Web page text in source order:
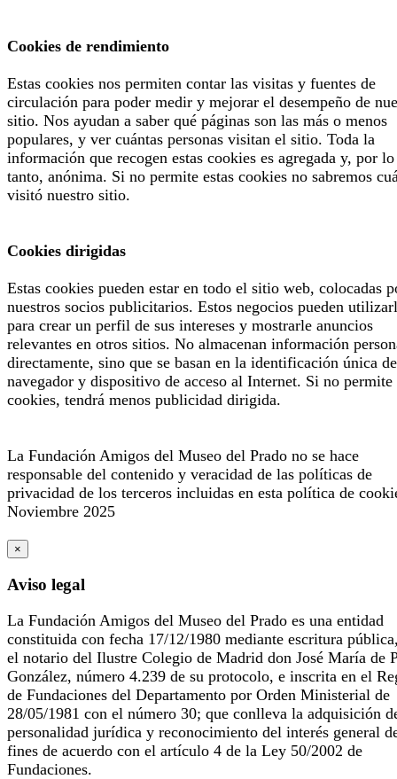
Cookies de rendimiento
Estas cookies nos permiten contar las visitas y fuentes de
circulación para poder medir y mejorar el desempeño de
sitio. Nos ayudan a saber qué páginas son las más o menos
populares, y ver cuántas personas visitan el sitio. Toda la
información que recogen estas cookies es agregada y, por lo
tanto, anónima. Si no permite estas cookies no sabremos
visitó nuestro sitio.
Cookies dirigidas
Estas cookies pueden estar en todo el sitio web, colocadas
nuestros socios publicitarios. Estos negocios pueden
para crear un perfil de sus intereses y mostrarle anuncios
relevantes en otros sitios. No almacenan información
directamente, sino que se basan en la identificación única
navegador y dispositivo de acceso al Internet. Si no permite
cookies, tendrá menos publicidad dirigida.
La Fundación Amigos del Museo del Prado no se hace
responsable del contenido y veracidad de las políticas de
privacidad de los terceros incluidas en esta política de
Noviembre 2025
×
Aviso legal
La Fundación Amigos del Museo del Prado es una entidad
constituida con fecha 17/12/1980 mediante escritura
el notario del Ilustre Colegio de Madrid don José María de
González, número 4.239 de su protocolo, e inscrita en el
de Fundaciones del Departamento por Orden Ministerial de
28/05/1981 con el número 30; que conlleva la adquisición
personalidad jurídica y reconocimiento del interés general
fines de acuerdo con el artículo 4 de la Ley 50/2002 de
Fundaciones.